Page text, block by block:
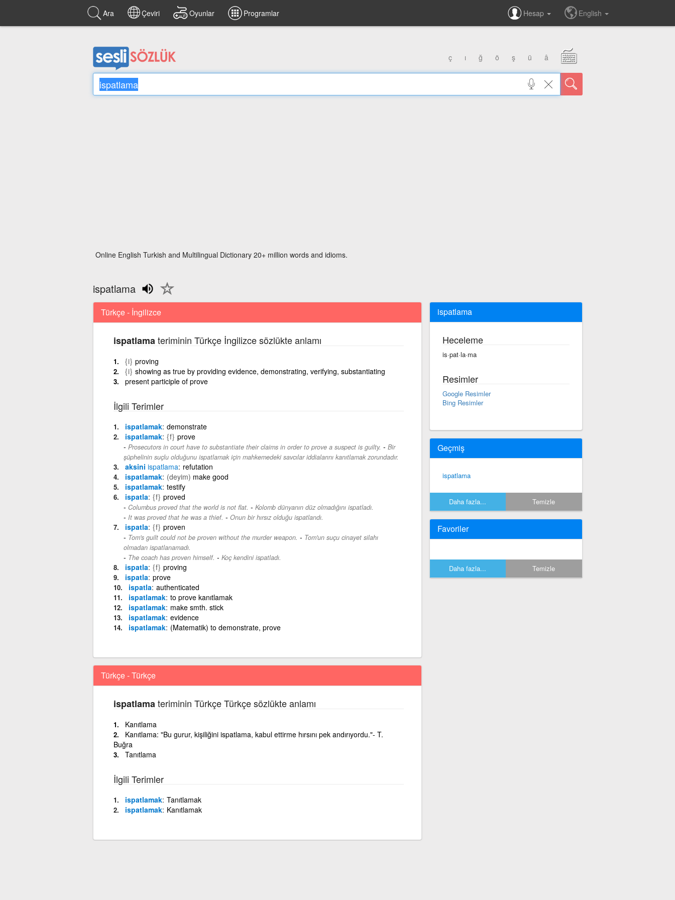
Ara Çeviri Oyunlar Programlar Hesap English
ç ı ğ ö ş ü â
Online English Turkish and Multilingual Dictionary 20+ million words and idioms.
ispatlama
Türkçe - İngilizce
ispatlama teriminin Türkçe İngilizce sözlükte anlamı
{i} proving
{i} showing as true by providing evidence, demonstrating, verifying, substantiating
present participle of prove
İlgili Terimler
ispatlamak demonstrate
ispatlamak {f} prove
Prosecutors in court have to substantiate their claims in order to prove a suspect is guilty. - Bir
şüphelinin suçlu olduğunu ispatlamak için mahkemedeki savcılar iddialarını kanıtlamak zorundadır.
aksini ispatlama refutation
ispatlamak (deyim) make good
ispatlamak testify
ispatla {f} proved
Columbus proved that the world is not flat. - Kolomb dünyanın düz olmadığını ispatladı.
It was proved that he was a thief. - Onun bir hırsız olduğu ispatlandı.
ispatla {f} proven
Tom's guilt could not be proven without the murder weapon. - Tom'un suçu cinayet silahı
olmadan ispatlanamadı.
The coach has proven himself. - Koç kendini ispatladı.
ispatla {f} proving
ispatla prove
ispatla authenticated
ispatlamak to prove kanıtlamak
ispatlamak make smth. stick
ispatlamak evidence
ispatlamak (Matematik) to demonstrate, prove
Türkçe - Türkçe
ispatlama teriminin Türkçe Türkçe sözlükte anlamı
Kanıtlama
Kanıtlama: "Bu gurur, kişiliğini ispatlama, kabul ettirme hırsını pek andırıyordu."- T.
Buğra
Tanıtlama
İlgili Terimler
ispatlamak Tanıtlamak
ispatlamak Kanıtlamak
ispatlama
Heceleme
is·pat·la·ma
Resimler
Google Resimler
Bing Resimler
Geçmiş
ispatlama
Daha fazla... Temizle
Favoriler
Daha fazla... Temizle